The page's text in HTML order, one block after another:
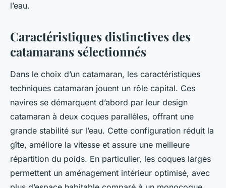
l’eau.
Caractéristiques distinctives des
catamarans sélectionnés
Dans le choix d’un catamaran, les caractéristiques
techniques catamaran jouent un rôle capital. Ces
navires se démarquent d’abord par leur design
catamaran à deux coques parallèles, offrant une
grande stabilité sur l’eau. Cette configuration réduit la
gîte, améliore la vitesse et assure une meilleure
répartition du poids. En particulier, les coques larges
permettent un aménagement intérieur optimisé, avec